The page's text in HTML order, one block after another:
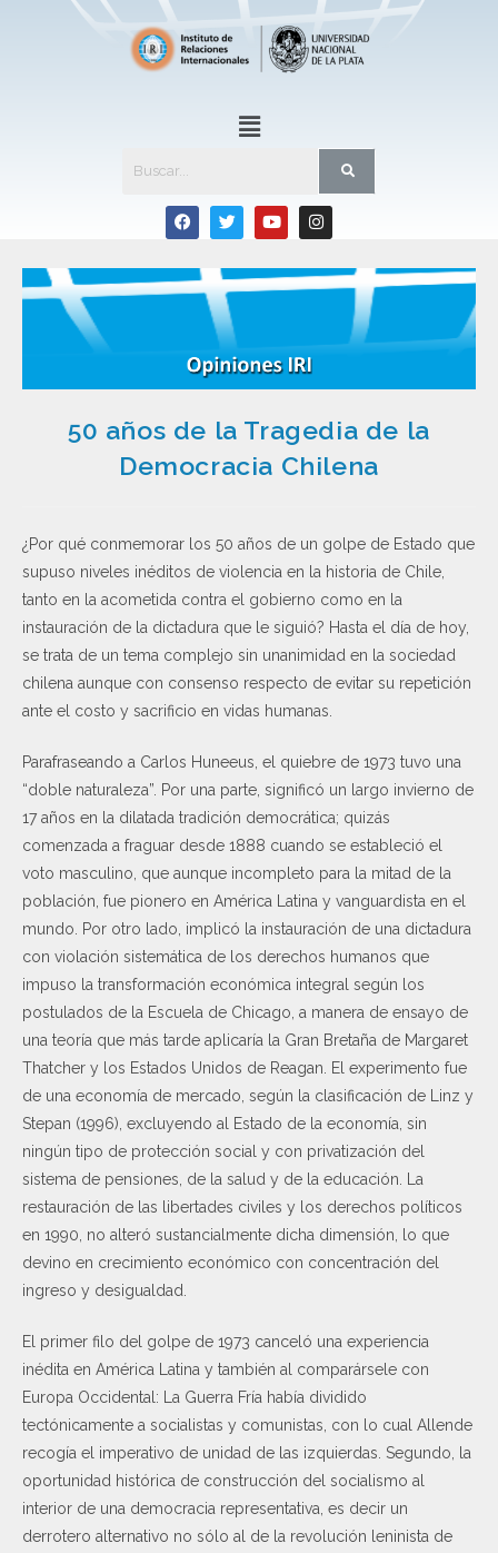
50 años de la Tragedia de la
Democracia Chilena
¿Por qué conmemorar los 50 años de un golpe de Estado que
supuso niveles inéditos de violencia en la historia de Chile,
tanto en la acometida contra el gobierno como en la
instauración de la dictadura que le siguió? Hasta el día de hoy,
se trata de un tema complejo sin unanimidad en la sociedad
chilena aunque con consenso respecto de evitar su repetición
ante el costo y sacrificio en vidas humanas.
Parafraseando a Carlos Huneeus, el quiebre de 1973 tuvo una
“doble naturaleza”. Por una parte, significó un largo invierno de
17 años en la dilatada tradición democrática; quizás
comenzada a fraguar desde 1888 cuando se estableció el
voto masculino, que aunque incompleto para la mitad de la
población, fue pionero en América Latina y vanguardista en el
mundo. Por otro lado, implicó la instauración de una dictadura
con violación sistemática de los derechos humanos que
impuso la transformación económica integral según los
postulados de la Escuela de Chicago, a manera de ensayo de
una teoría que más tarde aplicaría la Gran Bretaña de Margaret
Thatcher y los Estados Unidos de Reagan. El experimento fue
de una economía de mercado, según la clasificación de Linz y
Stepan (1996), excluyendo al Estado de la economía, sin
ningún tipo de protección social y con privatización del
sistema de pensiones, de la salud y de la educación. La
restauración de las libertades civiles y los derechos políticos
en 1990, no alteró sustancialmente dicha dimensión, lo que
devino en crecimiento económico con concentración del
ingreso y desigualdad.
El primer filo del golpe de 1973 canceló una experiencia
inédita en América Latina y también al comparársele con
Europa Occidental: La Guerra Fría había dividido
tectónicamente a socialistas y comunistas, con lo cual Allende
recogía el imperativo de unidad de las izquierdas. Segundo, la
oportunidad histórica de construcción del socialismo al
interior de una democracia representativa, es decir un
derrotero alternativo no sólo al de la revolución leninista de